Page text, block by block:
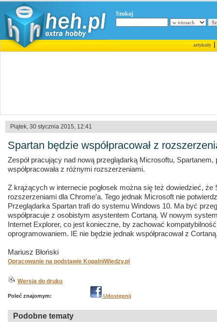
Szukaj
artykuły|
Piątek, 30 stycznia 2015, 12:41
Spartan będzie współpracował z
Zespół pracujący nad nową przeglądarką Microsoftu, Spartanem,
współpracowała z różnymi rozszerzeniami.
Z krążących w internecie pogłosek można się też dowiedzieć,
rozszerzeniami dla Chrome'a. Tego jednak Microsoft nie
Przeglądarka Spartan trafi do systemu Windows 10. Ma być
współpracuje z osobistym asystentem Cortaną. W nowym
Internet Explorer, co jest konieczne, by zachować
oprogramowaniem. IE nie będzie jednak współpracował z
Mariusz Błoński
Opracowanie na podstawie KopalniWiedzy.pl
Wersja do druku
Poleć znajomym: Udostępnij
Podobne tematy